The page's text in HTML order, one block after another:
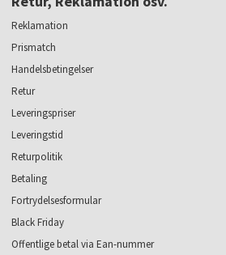
Reklamation
Prismatch
Handelsbetingelser
Retur
Leveringspriser
Leveringstid
Returpolitik
Betaling
Fortrydelsesformular
Black Friday
Offentlige betal via Ean-nummer